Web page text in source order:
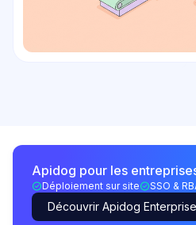
Apidog pour les
Déploiement sur site SSO &
Découvrir Apidog Enterprise